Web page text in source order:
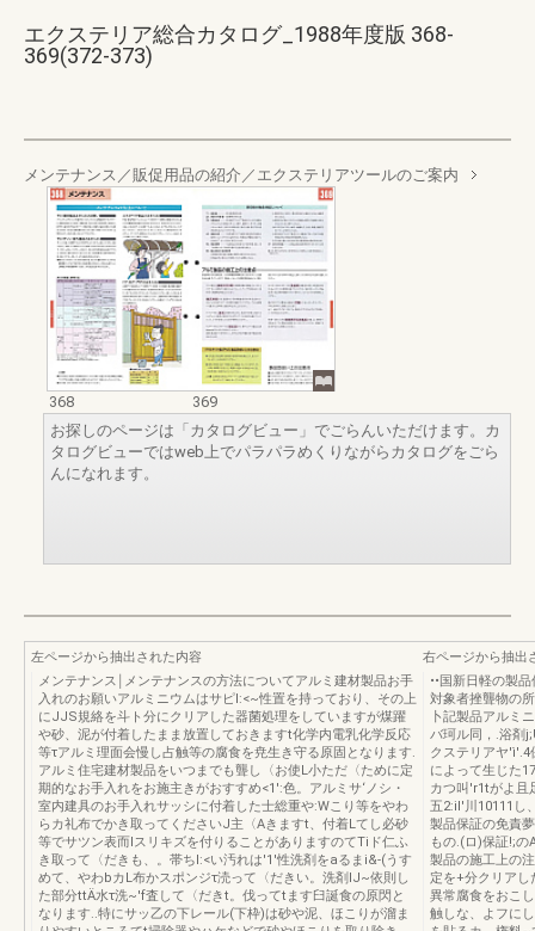
エクステリア総合カタログ_1988年度版 368-
369(372-373)
メンテナンス／販促用品の紹介／エクステリアツールのご案内
368
369
お探しのページは「カタログビュー」でごらんいただけます。カ
タログビューではweb上でパラパラめくりながらカタログをごら
んになれます。
左ページから抽出された内容
メンテナンス￨メンテナンスの方法についてアルミ建材製品お手
入れのお願いアルミニウムはサピl:<~性置を持っており、その上
にJJS規絡を斗ト分にクリアした器菌処理をしていますが煤躍
や砂、泥が付着したまま放置しておきますt化学内電乳化学反応
等τアルミ理面会慢し占触等の腐食を尭生き守る原固となります.
アルミ住宅建材製品をいつまでも聾し〈お使L小ただ〈ために定
期的なお手入れをお施主きがおすすめ<1':色。アルミサ‘ノシ・
室内建具のお手入れサッシに付着した士総重や:Wこり等をやわ
らカ礼布でかき取ってくださいJ主〈Aきますt、付着Lてし必砂
等でサツン表而lスリキズを付りることがありますのてTiド仁ふ
き取って〈だきも、。帯ちl:<い汚れは'1'性洗剤をaるまi&-(うす
めて、やわbカL布かスポンジτ涜って〈だきい。洗剤IJ~依則し
た部分ttÄ水τ洗~'f査して〈だきt。伐ってtます臼誕食の原閃と
なります..特にサッ乙の下レール(下枠)は砂や泥、ほこりが溜ま
右ページから抽出
••国新日軽の製
対象者挫聾物の
卜記製品アルミ
バ珂ル同，.浴剤
クステリアヤ'ì'.4
によって生じた
カつ叫'r1tがよ且
五2:il'川10111し
製品保証の免責
もの.(ロ)保証!;
製品の施工上の
定を+分クリアし
異常腐食をおこ
触しな、よフに